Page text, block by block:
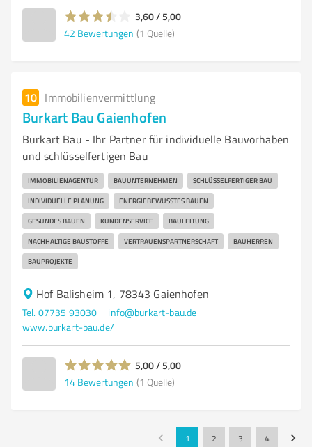
3,60 / 5,00
42 Bewertungen (1 Quelle)
10 Immobilienvermittlung
Burkart Bau Gaienhofen
Burkart Bau - Ihr Partner für individuelle Bauvorhaben
und schlüsselfertigen Bau
IMMOBILIENAGENTUR BAUUNTERNEHMEN SCHLÜSSELFERTIGER BAU
INDIVIDUELLE PLANUNG ENERGIEBEWUSSTES BAUEN
GESUNDES BAUEN KUNDENSERVICE BAULEITUNG
NACHHALTIGE BAUSTOFFE VERTRAUENSPARTNERSCHAFT BAUHERREN
BAUPROJEKTE
Hof Balisheim 1, 78343 Gaienhofen
Tel. 07735 93030
info@burkart-bau.de
www.burkart-bau.de/
5,00 / 5,00
14 Bewertungen (1 Quelle)
1 2 3 4